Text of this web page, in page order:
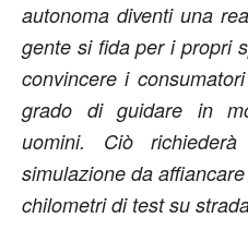
autonoma diventi una
gente si fida per i propri
convincere i
grado di guidare in
uomini. Ciò
simulazione da
chilometri di test su